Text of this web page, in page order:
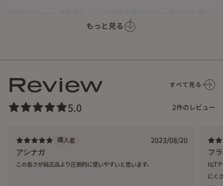
もっと見る
Review すべて見る
5.0 2件のレビュー
購入者 2023/08/20
アシナガ
この長さが純正品より圧倒的に使いやすいと思います。
フ
IGT
にく